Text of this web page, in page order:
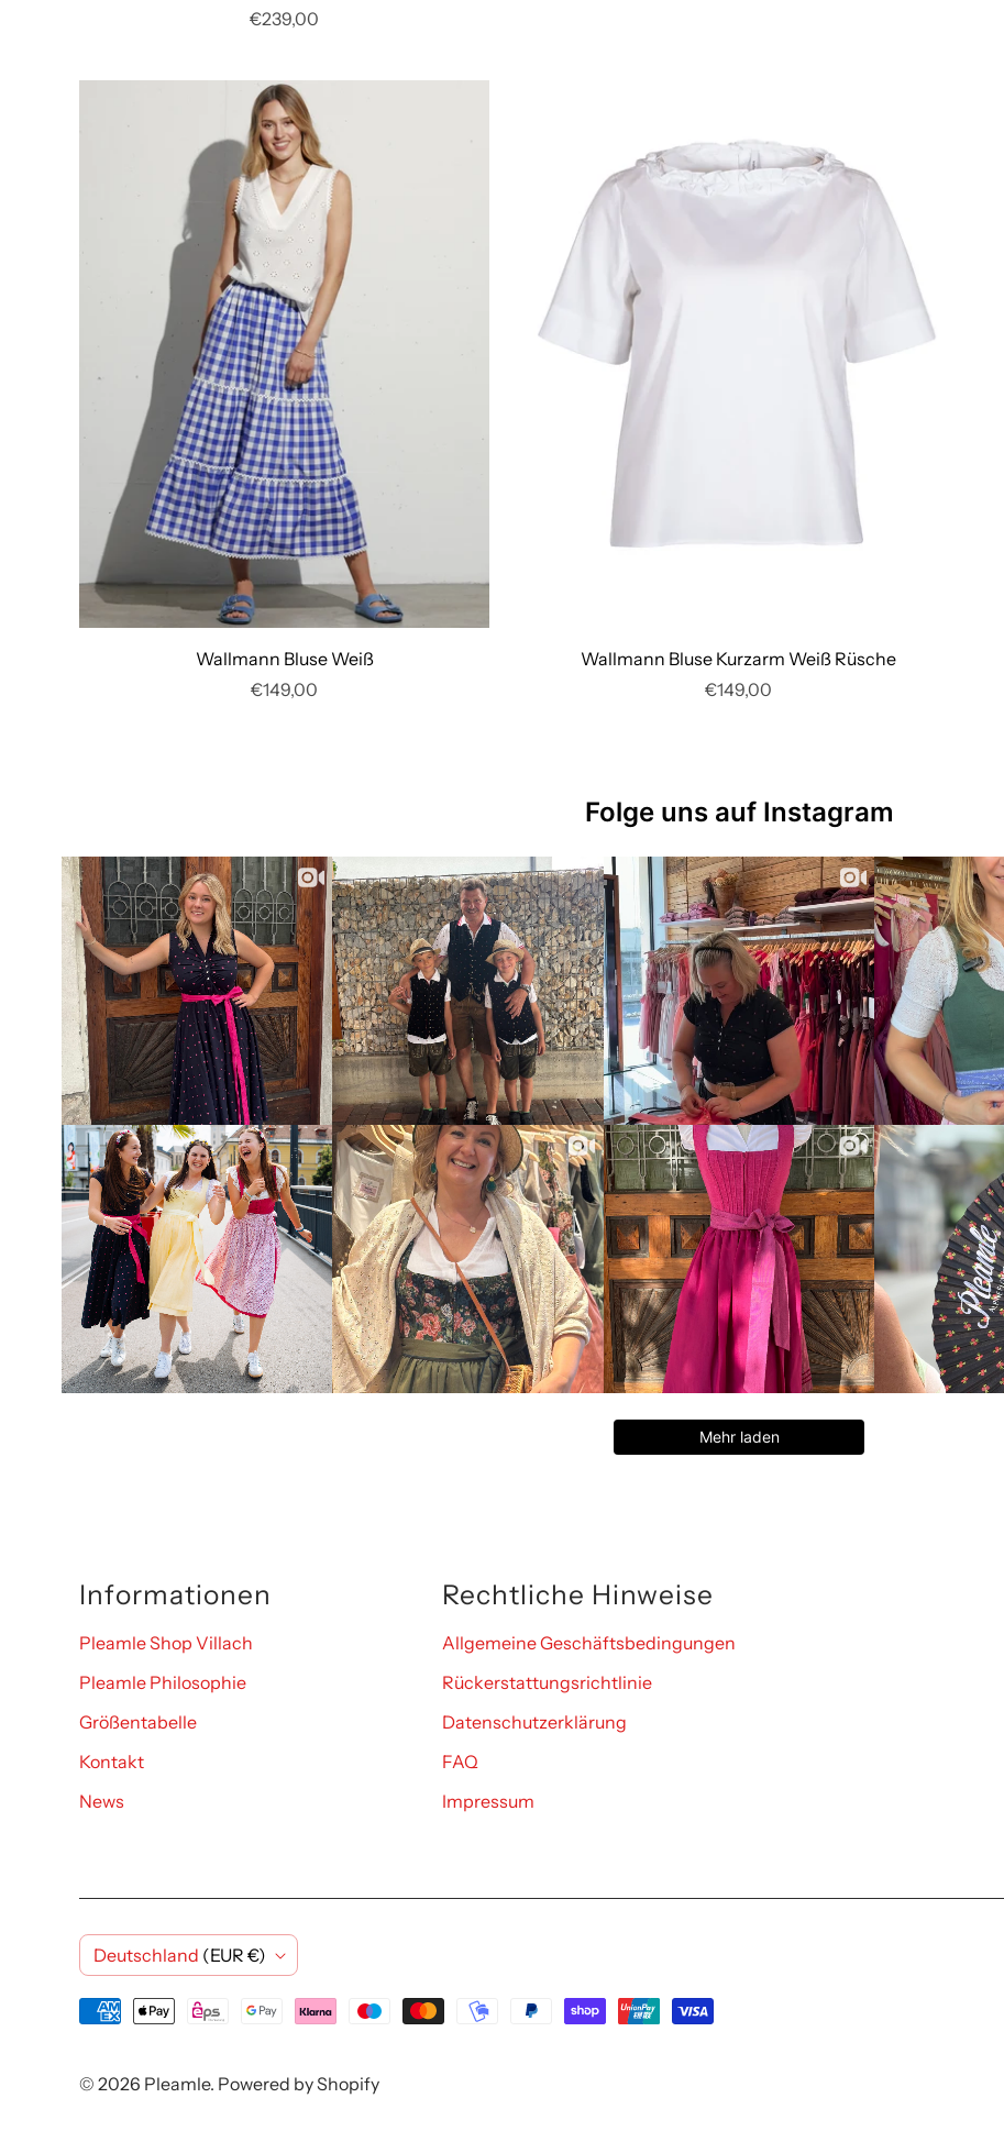
€239,00
Wallmann Bluse Weiß
€149,00
Wallmann Bluse Kurzarm Weiß Rüsche
€149,00
Folge uns auf Instagram
Mehr laden
Informationen
Pleamle Shop Villach
Pleamle Philosophie
Größentabelle
Kontakt
News
Rechtliche Hinweise
Allgemeine Geschäftsbedingungen
Rückerstattungsrichtlinie
Datenschutzerklärung
FAQ
Impressum
L
a
n
Deutschland (EUR €)
© 2026 Pleamle. Powered by Shopify